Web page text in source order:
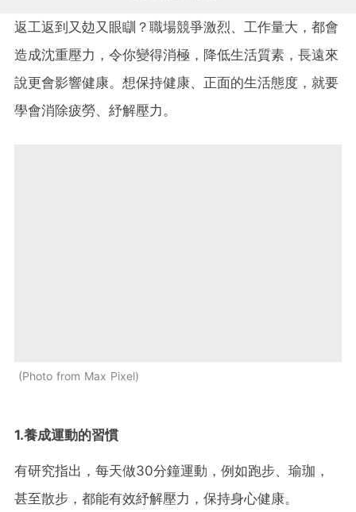
返工返到又攰又眼瞓？職場競爭激烈、工作量大，都會
造成沈重壓力，令你變得消極，降低生活質素，長遠來
說更會影響健康。想保持健康、正面的生活態度，就要
學會消除疲勞、紓解壓力。
Photo from Max Pixel
1.養成運動的習慣
有研究指出，每天做30分鐘運動，例如跑步、瑜珈，
甚至散步，都能有效紓解壓力，保持身心健康。